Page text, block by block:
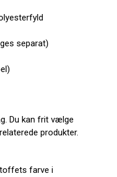
separat)
Du kan frit vælge
produkter.
farve i